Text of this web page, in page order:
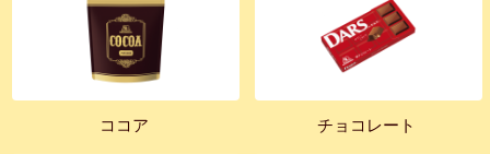
ココア チョコレート